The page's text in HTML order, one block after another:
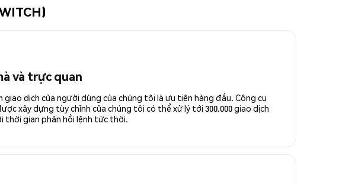
và trực quan
giao dịch của người dùng của chúng tôi là ưu tiên hàng đầu. Công cụ
xây dựng tùy chỉnh của chúng tôi có thể xử lý tới 300.000 giao dịch
thời gian phản hồi lệnh tức thời.